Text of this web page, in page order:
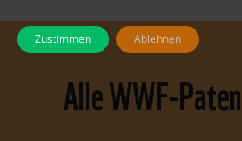
Alle WWF-
Zustimmen Ablehnen